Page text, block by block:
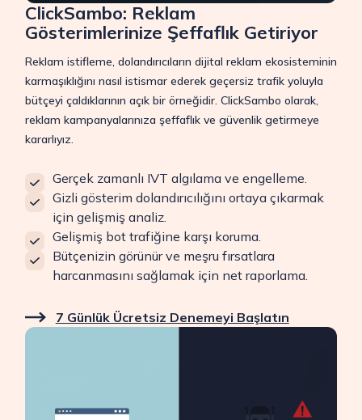
ClickSambo: Reklam
Gösterimlerinize Şeffaflık Getiriyor
Reklam istifleme, dolandırıcıların dijital reklam ekosisteminin
karmaşıklığını nasıl istismar ederek geçersiz trafik yoluyla
bütçeyi çaldıklarının açık bir örneğidir. ClickSambo olarak,
reklam kampanyalarınıza şeffaflık ve güvenlik getirmeye
kararlıyız.
Gerçek zamanlı IVT algılama ve engelleme.
Gizli gösterim dolandırıcılığını ortaya çıkarmak
için gelişmiş analiz.
Gelişmiş bot trafiğine karşı koruma.
Bütçenizin görünür ve meşru fırsatlara
harcanmasını sağlamak için net raporlama.
7 Günlük Ücretsiz Denemeyi Başlatın